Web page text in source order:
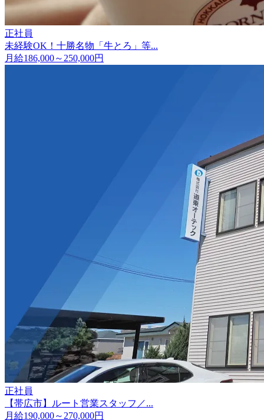
正社員
未経験OK！十勝名物「牛とろ」等...
月給186,000～250,000円
正社員
【帯広市】ルート営業スタッフ／...
月給190,000～270,000円